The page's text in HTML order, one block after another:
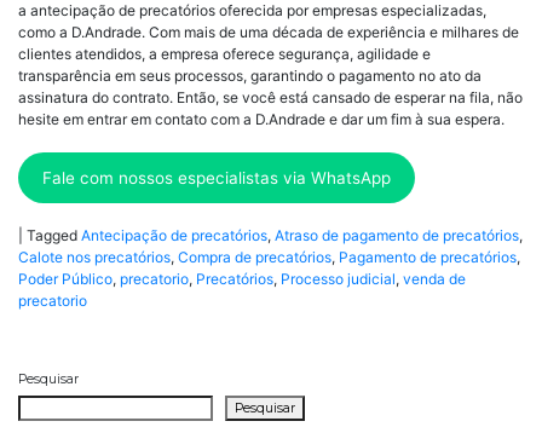
a antecipação de precatórios oferecida por empresas especializadas,
como a D.Andrade. Com mais de uma década de experiência e milhares de
clientes atendidos, a empresa oferece segurança, agilidade e
transparência em seus processos, garantindo o pagamento no ato da
assinatura do contrato. Então, se você está cansado de esperar na fila, não
hesite em entrar em contato com a D.Andrade e dar um fim à sua espera.
Fale com nossos especialistas via WhatsApp
Tagged Antecipação de precatórios, Atraso de pagamento de precatórios,
Calote nos precatórios, Compra de precatórios, Pagamento de precatórios,
Poder Público, precatorio, Precatórios, Processo judicial, venda de
precatorio
Pesquisar
Pesquisar